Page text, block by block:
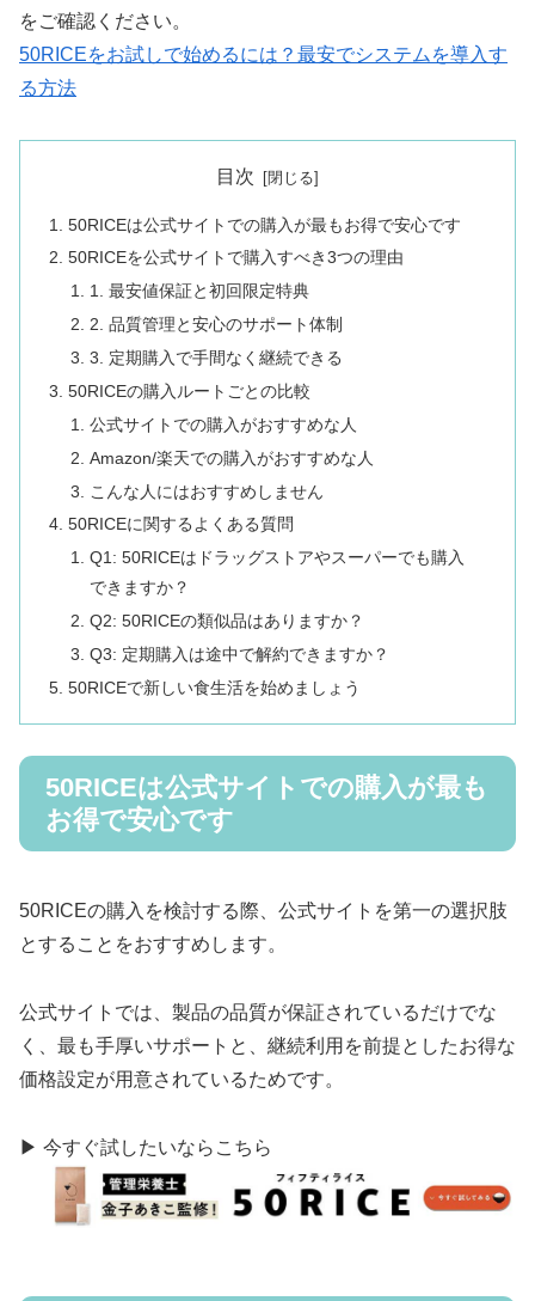
をご確認ください。
50RICEをお試しで始めるには？最安でシステムを導入す
る方法
目次
50RICEは公式サイトでの購入が最もお得で安心です
50RICEを公式サイトで購入すべき3つの理由
1. 最安値保証と初回限定特典
2. 品質管理と安心のサポート体制
3. 定期購入で手間なく継続できる
50RICEの購入ルートごとの比較
公式サイトでの購入がおすすめな人
Amazon/楽天での購入がおすすめな人
こんな人にはおすすめしません
50RICEに関するよくある質問
Q1: 50RICEはドラッグストアやスーパーでも購入
できますか？
Q2: 50RICEの類似品はありますか？
Q3: 定期購入は途中で解約できますか？
50RICEで新しい食生活を始めましょう
50RICEは公式サイトでの購入が最も
お得で安心です
50RICEの購入を検討する際、公式サイトを第一の選択肢
とすることをおすすめします。
公式サイトでは、製品の品質が保証されているだけでな
く、最も手厚いサポートと、継続利用を前提としたお得な
価格設定が用意されているためです。
▶ 今すぐ試したいならこちら